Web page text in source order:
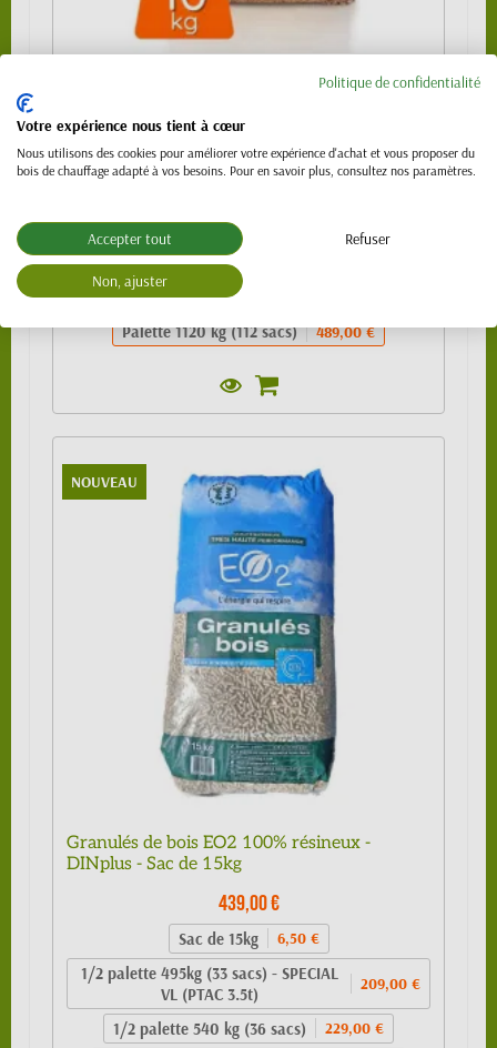
Granulés de bois 100% résineux- BIO PELLET
489,00 €
Sac de 10kg 4,99 €
1/2 palette 480kg (48 sacs) - SPECIAL
VL (PTAC 3.5t)
Palette 990 kg (99 sacs)
Palette 1120 kg (112 sacs) 489,00 €
NOUVEAU
Granulés de bois EO2 100% résineux -
DINplus - Sac de 15kg
439,00 €
Sac de 15kg 6,50 €
1/2 palette 495kg (33 sacs) - SPECIAL
VL (PTAC 3.5t)
209,00 €
1/2 palette 540 kg (36 sacs) 229,00 €
Politique de confidentialité
Votre expérience nous tient à cœur
Nous utilisons des cookies pour améliorer votre expérience d'achat et vous proposer du
bois de chauffage adapté à vos besoins. Pour en savoir plus, consultez nos paramètres.
Accepter tout Refuser
Non, ajuster